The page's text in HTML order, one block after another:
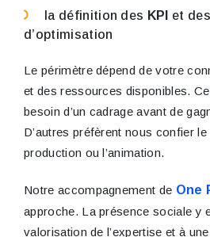
la définition des KPI
et
d’optimisation
Le périmètre dépend de votre
et des ressources disponibles.
besoin d’un cadrage avant de
D’autres préfèrent nous confier
production ou l’animation.
Notre accompagnement de One
approche. La présence sociale y
valorisation de l’expertise et à